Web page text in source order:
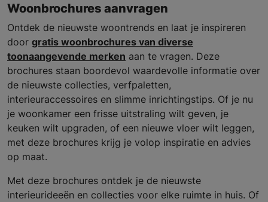
Woonbrochures aanvragen
Ontdek de nieuwste woontrends en laat je inspireren
door gratis woonbrochures van diverse
toonaangevende merken aan te vragen. Deze
brochures staan boordevol waardevolle informatie over
de nieuwste collecties, verfpaletten,
interieuraccessoires en slimme inrichtingstips. Of je nu
je woonkamer een frisse uitstraling wilt geven, je
keuken wilt upgraden, of een nieuwe vloer wilt leggen,
met deze brochures krijg je volop inspiratie en advies
op maat.
Met deze brochures ontdek je de nieuwste
interieurideeën en collecties voor elke ruimte in huis. Of